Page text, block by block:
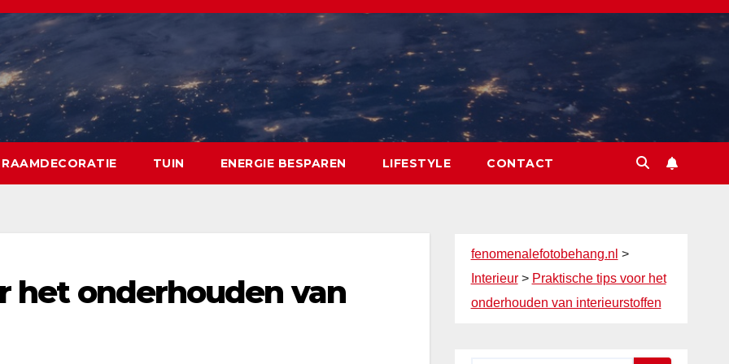
RAAMDECORATIE TUIN ENERGIE BESPAREN LIFESTYLE CONTACT
het onderhouden van
fenomenalefotobehang.nl >
Interieur> Praktische tips voor het
onderhouden van interieurstoffen